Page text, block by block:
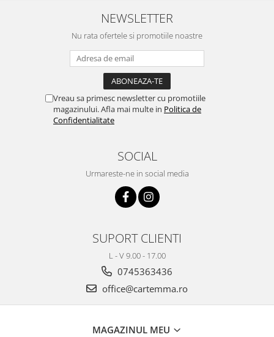
NEWSLETTER
Nu rata ofertele si promotiile noastre
Vreau sa primesc newsletter cu promotiile
magazinului. Afla mai multe in Politica de
Confidentialitate
SOCIAL
Urmareste-ne in social media
SUPORT CLIENTI
L - V 9.00 - 17.00
0745363436
office@cartemma.ro
MAGAZINUL MEU